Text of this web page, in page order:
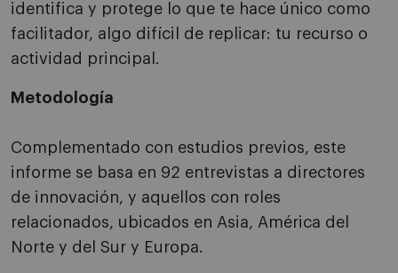
identifica y protege lo que te hace único como
facilitador, algo difícil de replicar: tu recurso o
actividad principal.
Metodología
Complementado con estudios previos, este
informe se basa en 92 entrevistas a directores
de innovación, y aquellos con roles
relacionados, ubicados en Asia, América del
Norte y del Sur y Europa.